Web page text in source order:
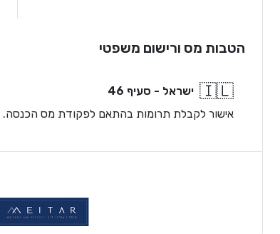
הטבות מס ורישום משפטי
🇮🇱 ישראל - סעיף 46
אישור לקבלת תרומות בהתאם לפקודת מס הכנסה.